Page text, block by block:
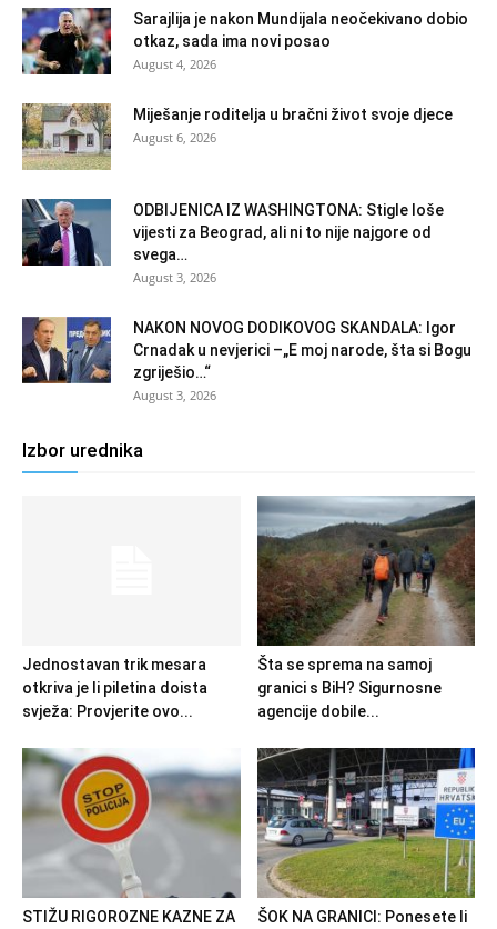
Sarajlija je nakon Mundijala neočekivano dobio
otkaz, sada ima novi posao
August 4, 2026
Miješanje roditelja u bračni život svoje djece
August 6, 2026
ODBIJENICA IZ WASHINGTONA: Stigle loše
vijesti za Beograd, ali ni to nije najgore od
svega…
August 3, 2026
NAKON NOVOG DODIKOVOG SKANDALA: Igor
Crnadak u nevjerici –„E moj narode, šta si Bogu
zgriješio…“
August 3, 2026
Izbor urednika
Jednostavan trik mesara
otkriva je li piletina doista
svježa: Provjerite ovo...
Šta se sprema na samoj
granici s BiH? Sigurnosne
agencije dobile...
STIŽU RIGOROZNE KAZNE ZA
ŠOK NA GRANICI: Ponesete li